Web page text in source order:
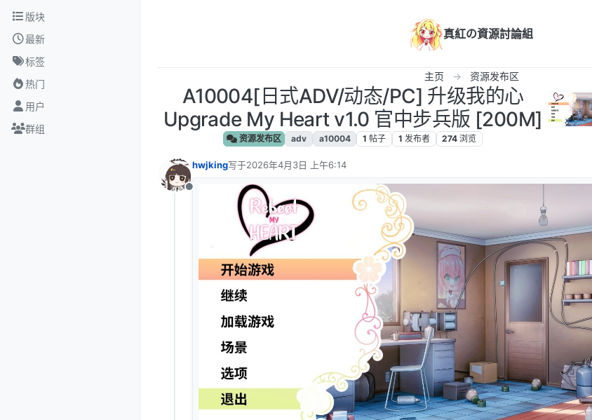
跳转至内容
版块
最新
标签
热门
用户
群组
真紅の資源討論組
主页 资源发布区
A10004[日式ADV/动态/PC] 升级我的心
Upgrade My Heart v1.0 官中步兵版 [200M]
资源发布区 adv a10004 1 帖子 1 发布者 274 浏览
离线
hwjking写于2026年4月3日 上午6:14
最后由 编辑